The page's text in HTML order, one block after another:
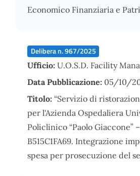
Economico Finanziaria e
Delibera n. 967/2025
Ufficio: U.O.S.D. Facility
Data Pubblicazione: 05/10/
Titolo: “Servizio di
per l'Azienda Ospedaliera
Policlinico “Paolo Giaccone”
B515C1FA69. Integrazione
spesa per prosecuzione del